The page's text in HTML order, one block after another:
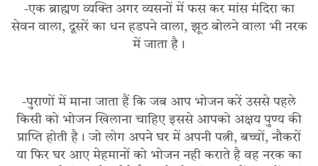
-एक ब्राह्मण व्यक्ति अगर व्यसनों में फस कर मांस मंदिरा का
सेवन वाला, दूसरें का धन हडपने वाला, झूठ बोलने वाला भी नरक
में जाता है।
-पुराणों में माना जाता हैं कि जब आप भोजन करें उससे पहले
किसी को भोजन खिलाना चाहिए इससे आपको अक्षय पुण्य की
प्राप्ति होती है। जो लोग अपने घर में अपनी पत्नी, बच्चों, नौकरों
या फिर घर आए मेहमानों को भोजन नही कराते है वह नरक का